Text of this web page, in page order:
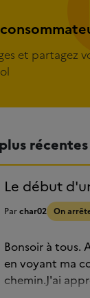
et partagez
récentes
Le début
Parchar02 On
Bonsoir à tous.
en voyant ma
chemin.J'ai